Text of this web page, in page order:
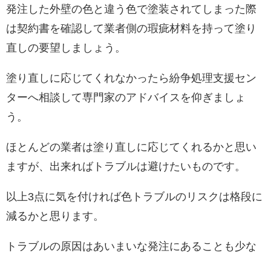
発注した外壁の色と違う色で塗装されてしまった際
は契約書を確認して業者側の瑕疵材料を持って塗り
直しの要望しましょう。
塗り直しに応じてくれなかったら紛争処理支援セン
ターへ相談して専門家のアドバイスを仰ぎましょ
う。
ほとんどの業者は塗り直しに応じてくれるかと思い
ますが、出来ればトラブルは避けたいものです。
以上3点に気を付ければ色トラブルのリスクは格段に
減るかと思ります。
トラブルの原因はあいまいな発注にあることも少な